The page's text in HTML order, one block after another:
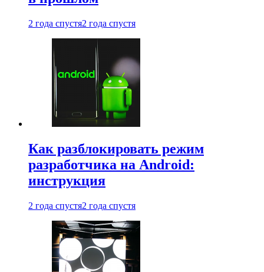
2 года спустя2 года спустя
Как разблокировать режим
разработчика на Android:
инструкция
2 года спустя2 года спустя